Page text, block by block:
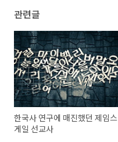
관련글
한국사 연구에 매진했던 제임스
게일 선교사